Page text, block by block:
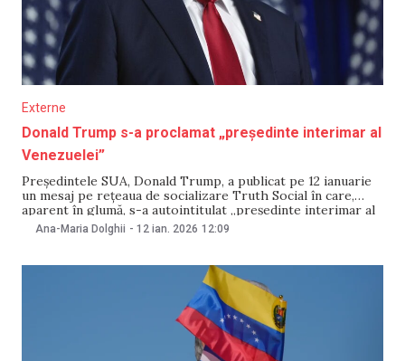
Externe
Donald Trump s-a proclamat „președinte interimar al
Venezuelei”
Președintele SUA, Donald Trump, a publicat pe 12 ianuarie
un mesaj pe rețeaua de socializare Truth Social în care,
aparent în glumă, s-a autointitulat „președinte interimar al
Venezuelei”. Trump a postat un screenshot editat al unui
articol de pe Wikipedia, în care se afirmă că, din ianuarie, el
Ana-Maria Dolghii - 12 ian. 2026 12:09